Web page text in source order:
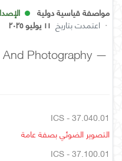
مواصفة قياسية دولية
· اعتمدت بتاريخ ١١ يوليو ٢٠٢٥
And Photography —
ICS - 37.040.01
التصوير الضوئي بصفة عامة
ICS - 37.100.01